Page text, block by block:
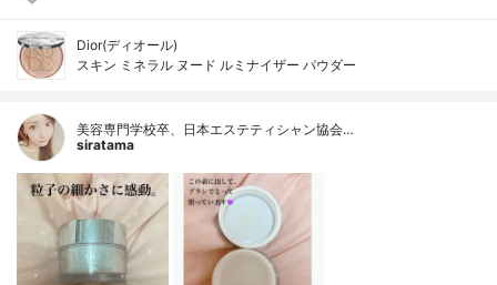
Dior(ディオール)
スキン ミネラル ヌード ルミナイザー パウダー
美容専門学校卒、日本エステティシャン協会…
siratama